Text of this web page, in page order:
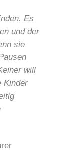
Es
und der
sie
will
Kinder